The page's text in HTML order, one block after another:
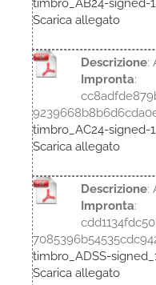
timbro_AB24-signed-
Scarica allegato
Descrizione:
Impronta:
timbro_AC24-signed-
Scarica allegato
Descrizione:
Impronta:
timbro_ADSS-
Scarica allegato